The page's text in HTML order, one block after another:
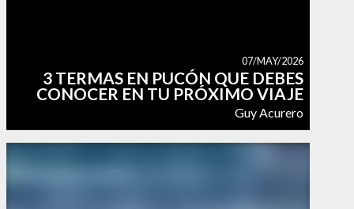
3 TERMAS EN PUCÓN QUE DEBES
CONOCER EN TU PRÓXIMO VIAJE
Guy Acurero
07/MAY/2026